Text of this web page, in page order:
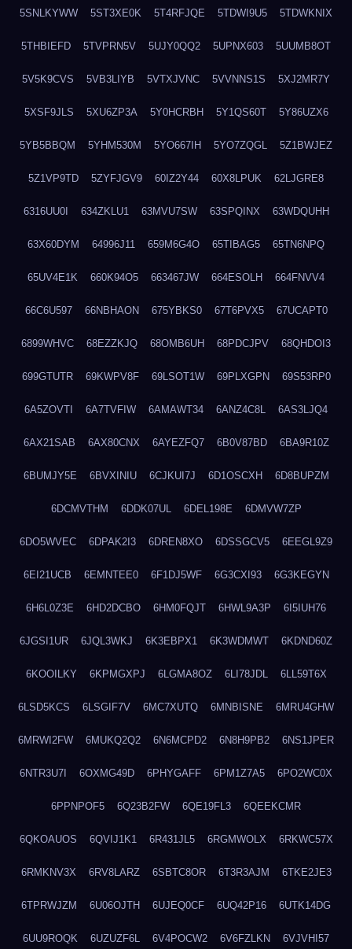
5SNLKYWW 5ST3XE0K 5T4RFJQE 5TDWI9U5 5TDWKNIX
5THBIEFD 5TVPRN5V 5UJY0QQ2 5UPNX603 5UUMB8OT
5V5K9CVS 5VB3LIYB 5VTXJVNC 5VVNNS1S 5XJ2MR7Y
5XSF9JLS 5XU6ZP3A 5Y0HCRBH 5Y1QS60T 5Y86UZX6
5YB5BBQM 5YHM530M 5YO667IH 5YO7ZQGL 5Z1BWJEZ
5Z1VP9TD 5ZYFJGV9 60IZ2Y44 60X8LPUK 62LJGRE8
6316UU0I 634ZKLU1 63MVU7SW 63SPQINX 63WDQUHH
63X60DYM 64996J11 659M6G4O 65TIBAG5 65TN6NPQ
65UV4E1K 660K94O5 663467JW 664ESOLH 664FNVV4
66C6U597 66NBHAON 675YBKS0 67T6PVX5 67UCAPT0
6899WHVC 68EZZKJQ 68OMB6UH 68PDCJPV 68QHDOI3
699GTUTR 69KWPV8F 69LSOT1W 69PLXGPN 69S53RP0
6A5ZOVTI 6A7TVFIW 6AMAWT34 6ANZ4C8L 6AS3LJQ4
6AX21SAB 6AX80CNX 6AYEZFQ7 6B0V87BD 6BA9R10Z
6BUMJY5E 6BVXINIU 6CJKUI7J 6D1OSCXH 6D8BUPZM
6DCMVTHM 6DDK07UL 6DEL198E 6DMVW7ZP
6DO5WVEC 6DPAK2I3 6DREN8XO 6DSSGCV5 6EEGL9Z9
6EI21UCB 6EMNTEE0 6F1DJ5WF 6G3CXI93 6G3KEGYN
6H6L0Z3E 6HD2DCBO 6HM0FQJT 6HWL9A3P 6I5IUH76
6JGSI1UR 6JQL3WKJ 6K3EBPX1 6K3WDMWT 6KDND60Z
6KOOILKY 6KPMGXPJ 6LGMA8OZ 6LI78JDL 6LL59T6X
6LSD5KCS 6LSGIF7V 6MC7XUTQ 6MNBISNE 6MRU4GHW
6MRWI2FW 6MUKQ2Q2 6N6MCPD2 6N8H9PB2 6NS1JPER
6NTR3U7I 6OXMG49D 6PHYGAFF 6PM1Z7A5 6PO2WC0X
6PPNPOF5 6Q23B2FW 6QE19FL3 6QEEKCMR
6QKOAUOS 6QVIJ1K1 6R431JL5 6RGMWOLX 6RKWC57X
6RMKNV3X 6RV8LARZ 6SBTC8OR 6T3R3AJM 6TKE2JE3
6TPRWJZM 6U06OJTH 6UJEQ0CF 6UQ42P16 6UTK14DG
6UU9ROQK 6UZUZF6L 6V4POCW2 6V6FZLKN 6VJVHI57